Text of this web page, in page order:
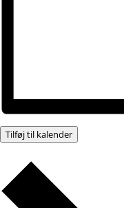
Tilføj til kalender